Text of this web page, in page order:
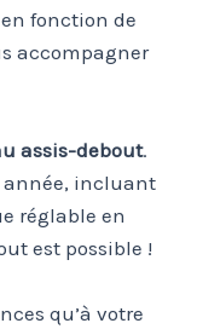
fonction de
accompagner
assis-debout.
année, incluant
réglable en
est possible !
qu’à votre